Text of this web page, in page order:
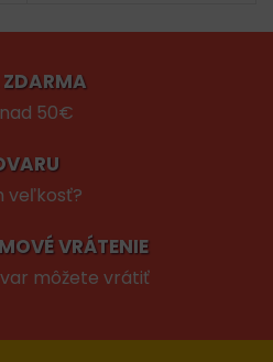
50€
veľkosť?
VRÁTENIE
môžete vrátiť